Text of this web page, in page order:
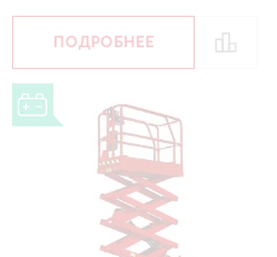
ПОДРОБНЕЕ